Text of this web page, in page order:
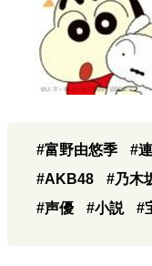
#富野由悠季 #
#AKB48
#乃木
#声優
#小説 #